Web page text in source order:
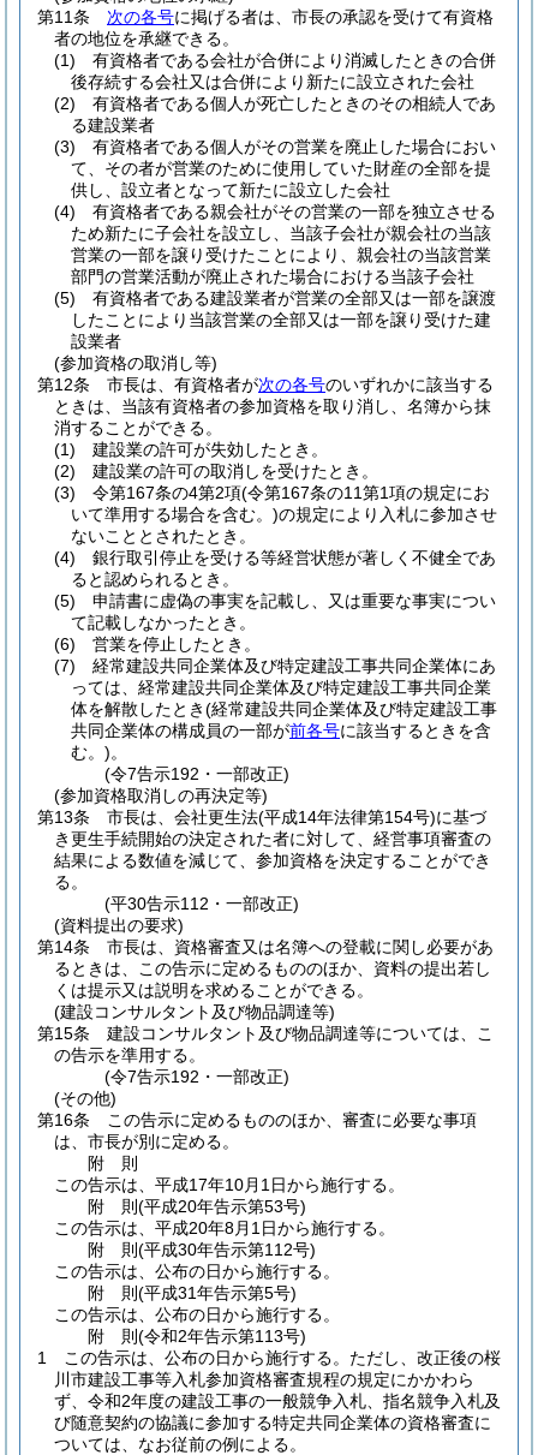
第11条
次の各号に掲げる者は、市長の承認を受けて有資格
者の地位を承継できる。
(1)
有資格者である会社が合併により消滅したときの合併
後存続する会社又は合併により新たに設立された会社
(2)
有資格者である個人が死亡したときのその相続人であ
る建設業者
(3)
有資格者である個人がその営業を廃止した場合におい
て、その者が営業のために使用していた財産の全部を提
供し、設立者となって新たに設立した会社
(4)
有資格者である親会社がその営業の一部を独立させる
ため新たに子会社を設立し、当該子会社が親会社の当該
営業の一部を譲り受けたことにより、親会社の当該営業
部門の営業活動が廃止された場合における当該子会社
(5)
有資格者である建設業者が営業の全部又は一部を譲渡
したことにより当該営業の全部又は一部を譲り受けた建
設業者
(参加資格の取消し等)
第12条
市長は、有資格者が次の各号のいずれかに該当する
ときは、当該有資格者の参加資格を取り消し、名簿から抹
消することができる。
(1)
建設業の許可が失効したとき。
(2)
建設業の許可の取消しを受けたとき。
(3)
令第167条の4第2項(令第167条の11第1項の規定にお
いて準用する場合を含む。)の規定により入札に参加させ
ないこととされたとき。
(4)
銀行取引停止を受ける等経営状態が著しく不健全であ
ると認められるとき。
(5)
申請書に虚偽の事実を記載し、又は重要な事実につい
て記載しなかったとき。
(6)
営業を停止したとき。
(7)
経常建設共同企業体及び特定建設工事共同企業体にあ
っては、経常建設共同企業体及び特定建設工事共同企業
体を解散したとき(経常建設共同企業体及び特定建設工事
共同企業体の構成員の一部が前各号に該当するときを含
む。)。
(令7告示192・一部改正)
(参加資格取消しの再決定等)
第13条
市長は、会社更生法(平成14年法律第154号)に基づ
き更生手続開始の決定された者に対して、経営事項審査の
結果による数値を減じて、参加資格を決定することができ
る。
(平30告示112・一部改正)
(資料提出の要求)
第14条
市長は、資格審査又は名簿への登載に関し必要があ
るときは、この告示に定めるもののほか、資料の提出若し
くは提示又は説明を求めることができる。
(建設コンサルタント及び物品調達等)
第15条
建設コンサルタント及び物品調達等については、こ
の告示を準用する。
(令7告示192・一部改正)
(その他)
第16条
この告示に定めるもののほか、審査に必要な事項
は、市長が別に定める。
附 則
この告示は、平成17年10月1日から施行する。
附 則(平成20年告示第53号)
この告示は、平成20年8月1日から施行する。
附 則(平成30年告示第112号)
この告示は、公布の日から施行する。
附 則(平成31年告示第5号)
この告示は、公布の日から施行する。
附 則(令和2年告示第113号)
1
この告示は、公布の日から施行する。 ただし、改正後の桜
川市建設工事等入札参加資格審査規程の規定にかかわら
ず、令和2年度の建設工事の一般競争入札、指名競争入札及
び随意契約の協議に参加する特定共同企業体の資格審査に
ついては、なお従前の例による。